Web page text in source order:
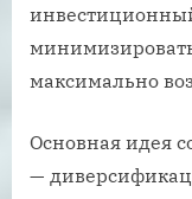
максимально
Основная идея
—